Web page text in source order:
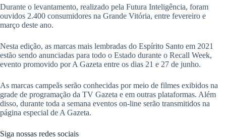
Durante o levantamento, realizado pela Futura Inteligência, foram
ouvidos 2.400 consumidores na Grande Vitória, entre fevereiro e
março deste ano.
Nesta edição, as marcas mais lembradas do Espírito Santo em 2021
estão sendo anunciadas para todo o Estado durante o Recall Week,
evento promovido por A Gazeta entre os dias 21 e 27 de junho.
As marcas campeãs serão conhecidas por meio de filmes exibidos na
grade de programação da TV Gazeta e em outras plataformas. Além
disso, durante toda a semana eventos on-line serão transmitidos na
página especial de A Gazeta.
Siga nossas redes sociais